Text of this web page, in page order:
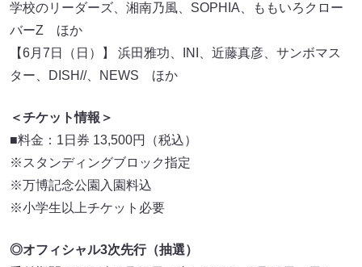
学校のリーダーズ、湘南乃風、SOPHIA、ももいろクロー
バーZ ほか
【6月7日（日）】 浜田雅功、INI、近藤真彦、サンボマス
ター、DISH//、NEWS ほか
＜チケット情報＞
■料金：1日券 13,500円（税込）
※スタンディングブロック指定
※万博記念公園入園料込
※小学生以上チケット必要
◎オフィシャル3次先行（抽選）